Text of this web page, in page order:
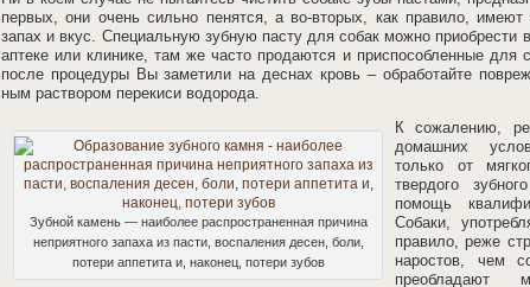
первых, они очень сильно пенятся, а во-вторых, как правило,
запах и вкус. Специальную зубную пасту для собак можно приобрести
аптеке или клинике, там же часто продаются и приспособленные для
после процедуры Вы заметили на деснах кровь – обработайте
ным раствором перекиси водорода.
Зубной камень — наиболее распространенная причина
неприятного запаха из пасти, воспаления десен, боли,
потери аппетита и, наконец, потери зубов
К сожалению,
домашних
только от
твердого
помощь
Собаки,
правило, реже
наростов, чем
преобладают